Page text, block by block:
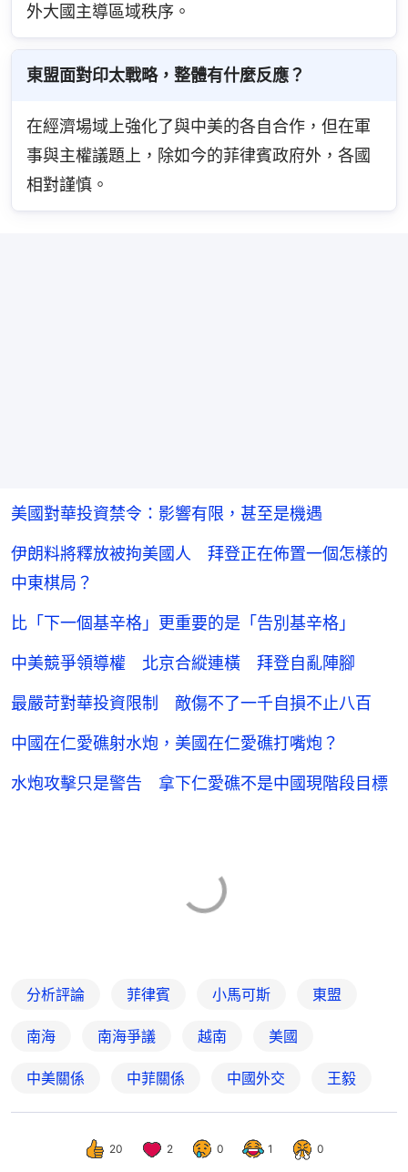
外大國主導區域秩序。
東盟面對印太戰略，整體有什麼反應？
在經濟場域上強化了與中美的各自合作，但在軍
事與主權議題上，除如今的菲律賓政府外，各國
相對謹慎。
美國對華投資禁令：影響有限，甚至是機遇
伊朗料將釋放被拘美國人 拜登正在佈置一個怎樣的
中東棋局？
比「下一個基辛格」更重要的是「告別基辛格」
中美競爭領導權 北京合縱連橫 拜登自亂陣腳
最嚴苛對華投資限制 敵傷不了一千自損不止八百
中國在仁愛礁射水炮，美國在仁愛礁打嘴炮？
水炮攻擊只是警告 拿下仁愛礁不是中國現階段目標
分析評論 菲律賓 小馬可斯 東盟
南海 南海爭議 越南 美國
中美關係 中菲關係 中國外交 王毅
20 2 0 1 0